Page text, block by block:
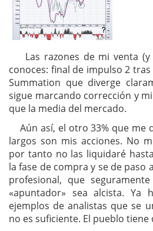
Las razones de mi venta (y
conoces: final de impulso 2
Summation que diverge
sigue marcando corrección y
que la media del mercado.
Aún así, el otro 33% que me
largos son mis acciones. No
por tanto no las liquidaré
la fase de compra y se de paso
profesional, que
«apuntador» sea alcista. Ya
ejemplos de analistas que se
no es suficiente. El pueblo